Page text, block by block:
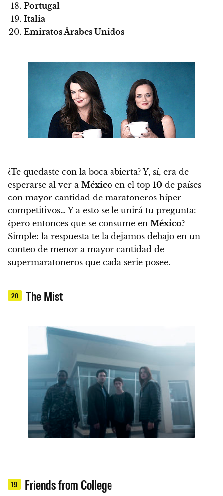
Portugal
Italia
Emiratos Árabes Unidos
¿Te quedaste con la boca abierta? Y, sí, era de
esperarse al ver a México en el top 10 de países
con mayor cantidad de maratoneros híper
competitivos… Y a esto se le unirá tu pregunta:
¿pero entonces que se consume en México?
Simple: la respuesta te la dejamos debajo en un
conteo de menor a mayor cantidad de
supermaratoneros que cada serie posee.
20 The Mist
19 Friends from College